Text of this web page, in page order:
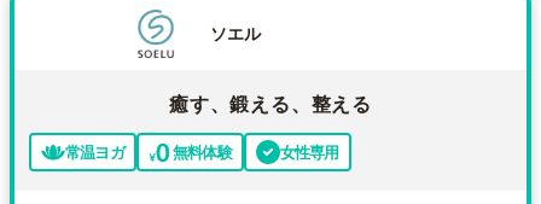
ソエル
癒す、鍛える、整える
常温ヨガ 無料体験 女性専用